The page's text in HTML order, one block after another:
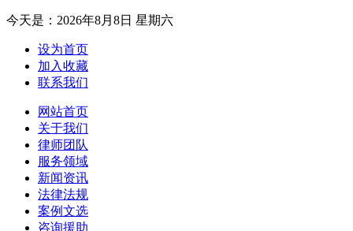
今天是： 2026年8月8日 星期六
设为首页
加入收藏
联系我们
网站首页
关于我们
律师团队
服务领域
新闻资讯
法律法规
案例文选
咨询援助